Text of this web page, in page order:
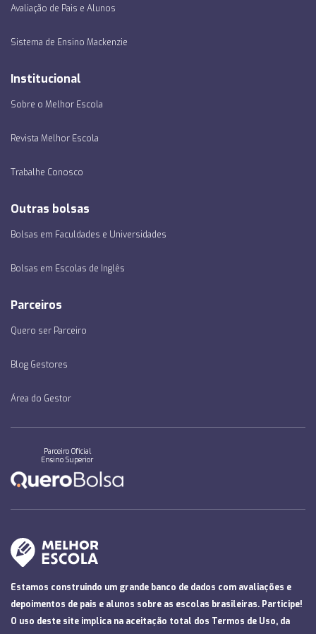
Avaliação de Pais e Alunos
Sistema de Ensino Mackenzie
Institucional
Sobre o Melhor Escola
Revista Melhor Escola
Trabalhe Conosco
Outras bolsas
Bolsas em Faculdades e Universidades
Bolsas em Escolas de Inglês
Parceiros
Quero ser Parceiro
Blog Gestores
Área do Gestor
Parceiro Oficial
Ensino Superior
Estamos construindo um grande banco de dados com avaliações e
depoimentos de pais e alunos sobre as escolas brasileiras. Participe!
O uso deste site implica na aceitação total dos Termos de Uso, da